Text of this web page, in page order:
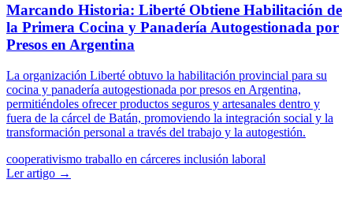
Marcando Historia: Liberté Obtiene Habilitación de
la Primera Cocina y Panadería Autogestionada por
Presos en Argentina
La organización Liberté obtuvo la habilitación provincial para su
cocina y panadería autogestionada por presos en Argentina,
permitiéndoles ofrecer productos seguros y artesanales dentro y
fuera de la cárcel de Batán, promoviendo la integración social y la
transformación personal a través del trabajo y la autogestión.
cooperativismo traballo en cárceres inclusión laboral
Ler artigo →